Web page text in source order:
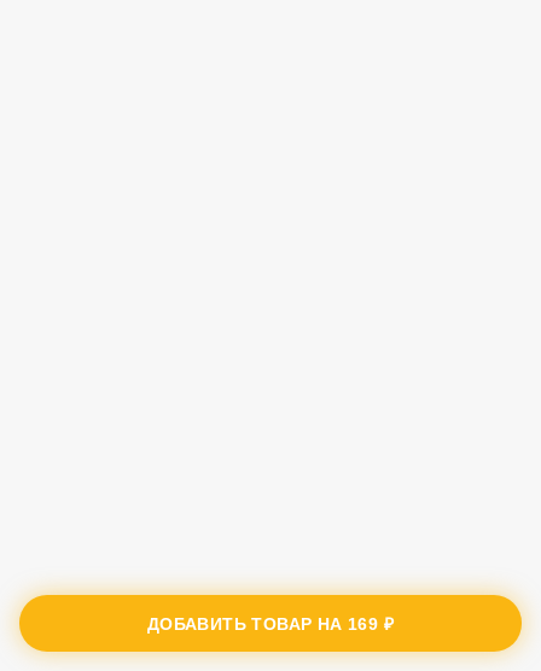
ДОБАВИТЬ ТОВАР НА 169 ₽